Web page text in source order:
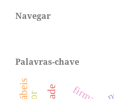
Navegar
Palavras-chave